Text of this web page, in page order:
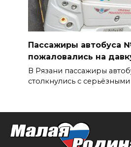
Пассажиры автобуса
пожаловались на
В Рязани пассажиры
столкнулись с серьёзными